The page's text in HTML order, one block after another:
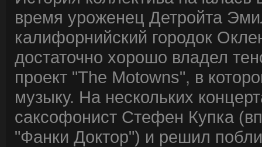
время уроженец Детройта
калифорнийский городок
достаточно хорошо владел
проект "The Motowns", в
музыку. На нескольких
саксофонист Стефен Купка
"Фанки Доктор") и решил